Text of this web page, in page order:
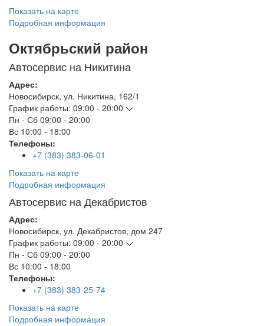
Показать на карте
Подробная информация
Октябрьский район
Автосервис на Никитина
Адрес:
Новосибирск, ул. Никитина, 162/1
График работы: 09:00 - 20:00
Пн - Сб 09:00 - 20:00
Вс 10:00 - 18:00
Телефоны:
+7 (383) 383-06-01
Показать на карте
Подробная информация
Автосервис на Декабристов
Адрес:
Новосибирск, ул. Декабристов, дом 247
График работы: 09:00 - 20:00
Пн - Сб 09:00 - 20:00
Вс 10:00 - 18:00
Телефоны:
+7 (383) 383-25-74
Показать на карте
Подробная информация